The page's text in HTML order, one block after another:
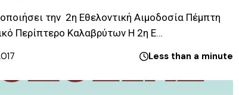
την 2η Εθελοντική Αιμοδοσία Πέμπτη
Περίπτερο Καλαβρύτων H 2η Ε…
Less than a minute